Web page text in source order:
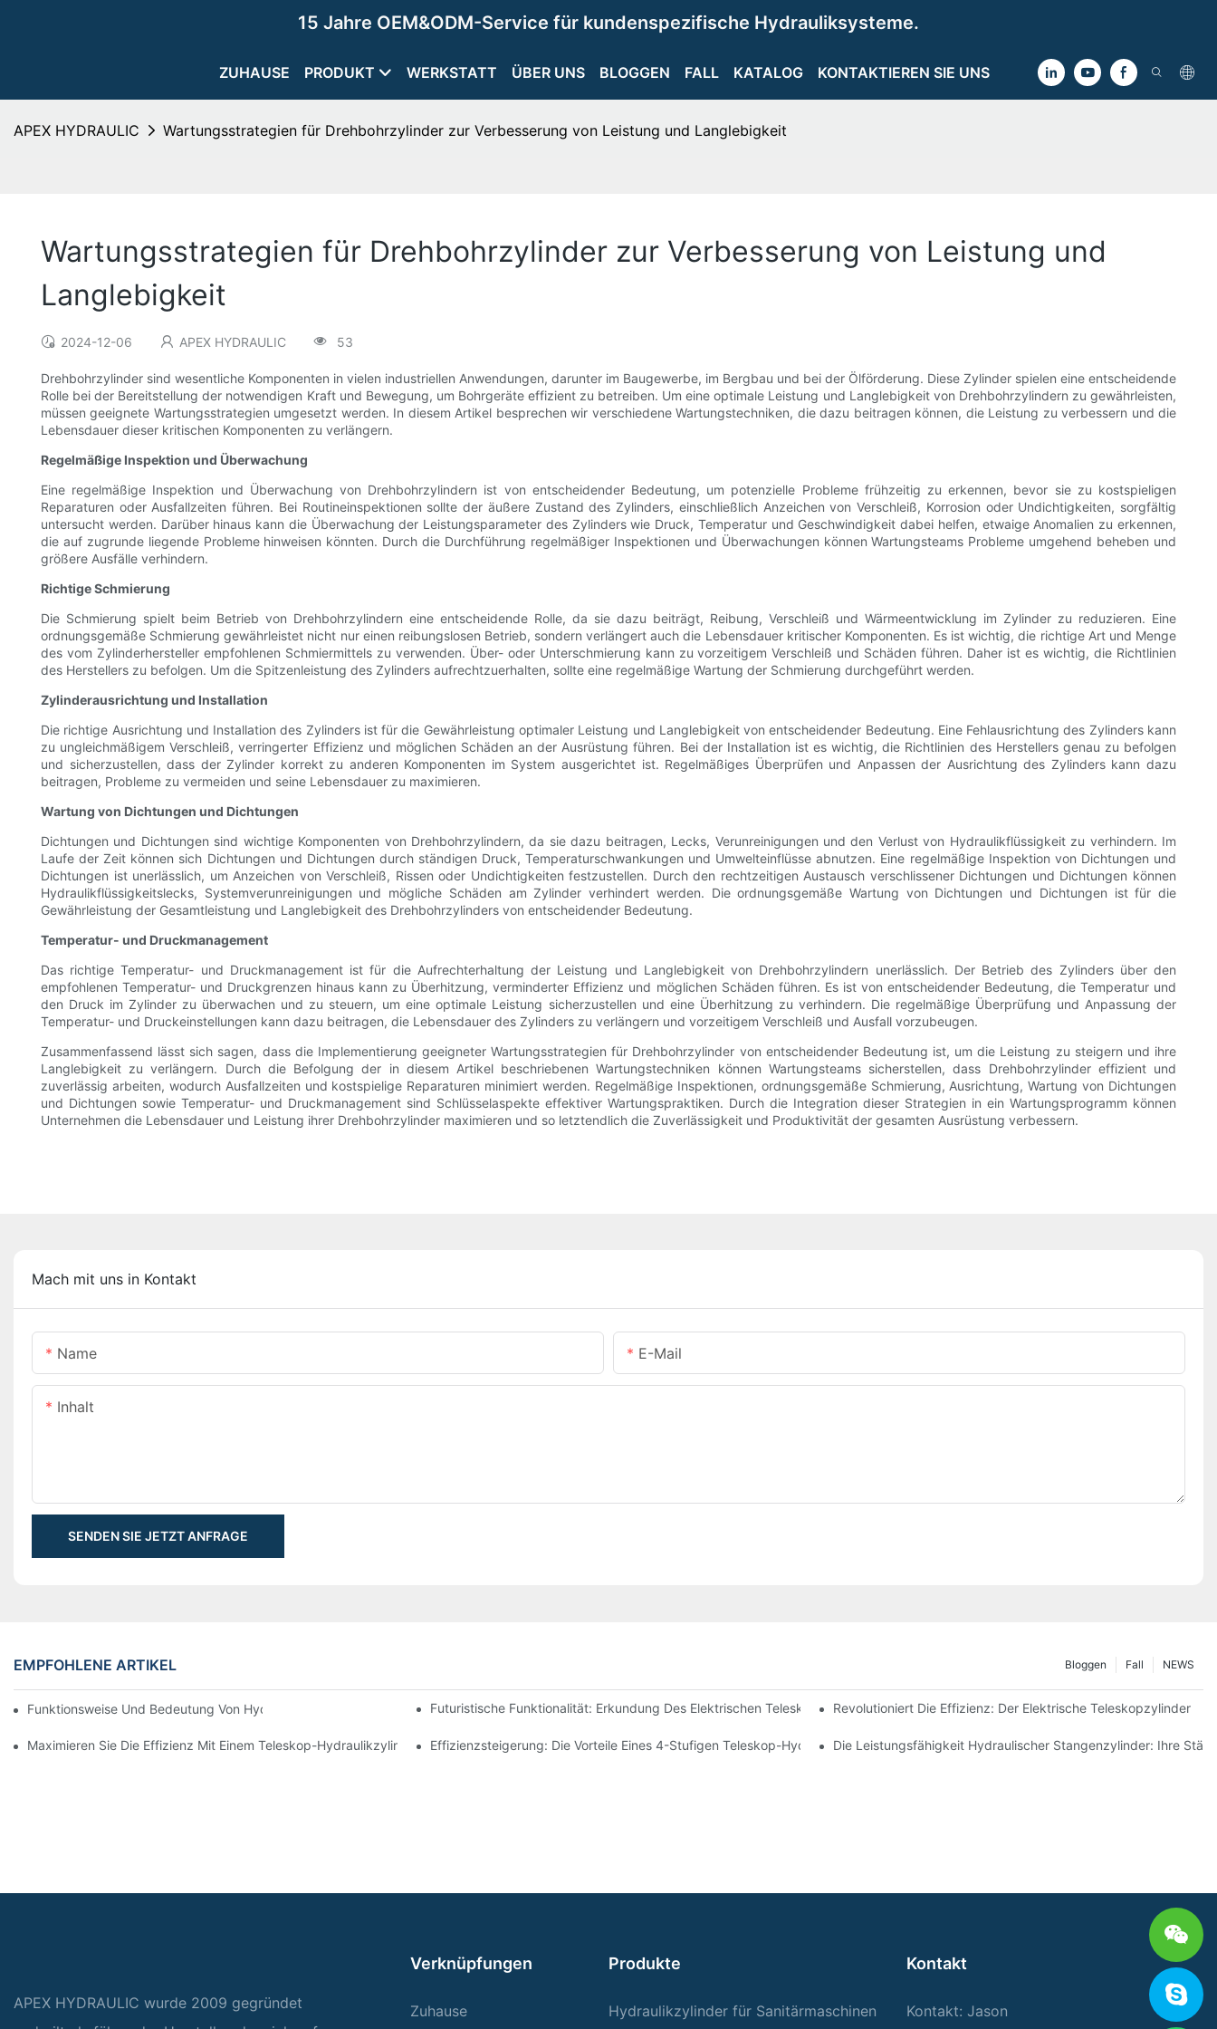
15 Jahre OEM&ODM-Service für kundenspezifische Hydrauliksysteme.
ZUHAUSE PRODUKT WERKSTATT ÜBER UNS BLOGGEN FALL KATALOG KONTAKTIEREN SIE UNS
APEX HYDRAULIC Wartungsstrategien für Drehbohrzylinder zur Verbesserung von Leistung und Langlebigkeit
Wartungsstrategien für Drehbohrzylinder zur Verbesserung von Leistung und
Langlebigkeit
2024-12-06 APEX HYDRAULIC 53
Drehbohrzylinder sind wesentliche Komponenten in vielen industriellen Anwendungen, darunter im Baugewerbe, im Bergbau und bei der Ölförderung. Diese Zylinder spielen eine entscheidende
Rolle bei der Bereitstellung der notwendigen Kraft und Bewegung, um Bohrgeräte effizient zu betreiben. Um eine optimale Leistung und Langlebigkeit von Drehbohrzylindern zu gewährleisten,
müssen geeignete Wartungsstrategien umgesetzt werden. In diesem Artikel besprechen wir verschiedene Wartungstechniken, die dazu beitragen können, die Leistung zu verbessern und die
Lebensdauer dieser kritischen Komponenten zu verlängern.
Regelmäßige Inspektion und Überwachung
Eine regelmäßige Inspektion und Überwachung von Drehbohrzylindern ist von entscheidender Bedeutung, um potenzielle Probleme frühzeitig zu erkennen, bevor sie zu kostspieligen
Reparaturen oder Ausfallzeiten führen. Bei Routineinspektionen sollte der äußere Zustand des Zylinders, einschließlich Anzeichen von Verschleiß, Korrosion oder Undichtigkeiten, sorgfältig
untersucht werden. Darüber hinaus kann die Überwachung der Leistungsparameter des Zylinders wie Druck, Temperatur und Geschwindigkeit dabei helfen, etwaige Anomalien zu erkennen,
die auf zugrunde liegende Probleme hinweisen könnten. Durch die Durchführung regelmäßiger Inspektionen und Überwachungen können Wartungsteams Probleme umgehend beheben und
größere Ausfälle verhindern.
Richtige Schmierung
Die Schmierung spielt beim Betrieb von Drehbohrzylindern eine entscheidende Rolle, da sie dazu beiträgt, Reibung, Verschleiß und Wärmeentwicklung im Zylinder zu reduzieren. Eine
ordnungsgemäße Schmierung gewährleistet nicht nur einen reibungslosen Betrieb, sondern verlängert auch die Lebensdauer kritischer Komponenten. Es ist wichtig, die richtige Art und Menge
des vom Zylinderhersteller empfohlenen Schmiermittels zu verwenden. Über- oder Unterschmierung kann zu vorzeitigem Verschleiß und Schäden führen. Daher ist es wichtig, die Richtlinien
des Herstellers zu befolgen. Um die Spitzenleistung des Zylinders aufrechtzuerhalten, sollte eine regelmäßige Wartung der Schmierung durchgeführt werden.
Zylinderausrichtung und Installation
Die richtige Ausrichtung und Installation des Zylinders ist für die Gewährleistung optimaler Leistung und Langlebigkeit von entscheidender Bedeutung. Eine Fehlausrichtung des Zylinders kann
zu ungleichmäßigem Verschleiß, verringerter Effizienz und möglichen Schäden an der Ausrüstung führen. Bei der Installation ist es wichtig, die Richtlinien des Herstellers genau zu befolgen
und sicherzustellen, dass der Zylinder korrekt zu anderen Komponenten im System ausgerichtet ist. Regelmäßiges Überprüfen und Anpassen der Ausrichtung des Zylinders kann dazu
beitragen, Probleme zu vermeiden und seine Lebensdauer zu maximieren.
Wartung von Dichtungen und Dichtungen
Dichtungen und Dichtungen sind wichtige Komponenten von Drehbohrzylindern, da sie dazu beitragen, Lecks, Verunreinigungen und den Verlust von Hydraulikflüssigkeit zu verhindern. Im
Laufe der Zeit können sich Dichtungen und Dichtungen durch ständigen Druck, Temperaturschwankungen und Umwelteinflüsse abnutzen. Eine regelmäßige Inspektion von Dichtungen und
Dichtungen ist unerlässlich, um Anzeichen von Verschleiß, Rissen oder Undichtigkeiten festzustellen. Durch den rechtzeitigen Austausch verschlissener Dichtungen und Dichtungen können
Hydraulikflüssigkeitslecks, Systemverunreinigungen und mögliche Schäden am Zylinder verhindert werden. Die ordnungsgemäße Wartung von Dichtungen und Dichtungen ist für die
Gewährleistung der Gesamtleistung und Langlebigkeit des Drehbohrzylinders von entscheidender Bedeutung.
Temperatur- und Druckmanagement
Das richtige Temperatur- und Druckmanagement ist für die Aufrechterhaltung der Leistung und Langlebigkeit von Drehbohrzylindern unerlässlich. Der Betrieb des Zylinders über den
empfohlenen Temperatur- und Druckgrenzen hinaus kann zu Überhitzung, verminderter Effizienz und möglichen Schäden führen. Es ist von entscheidender Bedeutung, die Temperatur und
den Druck im Zylinder zu überwachen und zu steuern, um eine optimale Leistung sicherzustellen und eine Überhitzung zu verhindern. Die regelmäßige Überprüfung und Anpassung der
Temperatur- und Druckeinstellungen kann dazu beitragen, die Lebensdauer des Zylinders zu verlängern und vorzeitigem Verschleiß und Ausfall vorzubeugen.
Zusammenfassend lässt sich sagen, dass die Implementierung geeigneter Wartungsstrategien für Drehbohrzylinder von entscheidender Bedeutung ist, um die Leistung zu steigern und ihre
Langlebigkeit zu verlängern. Durch die Befolgung der in diesem Artikel beschriebenen Wartungstechniken können Wartungsteams sicherstellen, dass Drehbohrzylinder effizient und
zuverlässig arbeiten, wodurch Ausfallzeiten und kostspielige Reparaturen minimiert werden. Regelmäßige Inspektionen, ordnungsgemäße Schmierung, Ausrichtung, Wartung von Dichtungen
und Dichtungen sowie Temperatur- und Druckmanagement sind Schlüsselaspekte effektiver Wartungspraktiken. Durch die Integration dieser Strategien in ein Wartungsprogramm können
Unternehmen die Lebensdauer und Leistung ihrer Drehbohrzylinder maximieren und so letztendlich die Zuverlässigkeit und Produktivität der gesamten Ausrüstung verbessern.
Mach mit uns in Kontakt
Name E-Mail
Inhalt
SENDEN SIE JETZT ANFRAGE
EMPFOHLENE ARTIKEL NEWS
Fall
Bloggen
Funktionsweise Und Bedeutung Von Hydraulikzylindern Mit Spurstange VerstehenFuturistische Funktionalität: Erkundung Des Elektrischen TeleskopzylindersRevolutioniert Die Effizienz: Der Elektrische Teleskopzylinder
Maximieren Sie Die Effizienz Mit Einem Teleskop-Hydraulikzylinder Für Ihren MuldenkipperEffizienzsteigerung: Die Vorteile Eines 4-Stufigen Teleskop-HydraulikzylindersDie Leistungsfähigkeit Hydraulischer Stangenzylinder: Ihre
APEX HYDRAULIC wurde 2009 gegründet
Verknüpfungen
Zuhause
Produkte
Hydraulikzylinder für Sanitärmaschinen
Kontakt
Kontakt: Jason